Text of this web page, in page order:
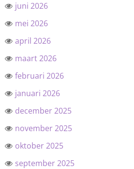
juni 2026
mei 2026
april 2026
maart 2026
februari 2026
januari 2026
december 2025
november 2025
oktober 2025
september 2025